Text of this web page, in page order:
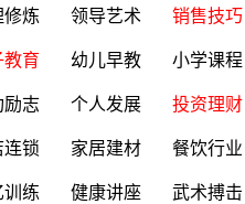
修炼 领导艺术 销售技巧
教育 幼儿早教 小学课程
励志 个人发展 投资理财
连锁 家居建材 餐饮行业
训练 健康讲座 武术搏击